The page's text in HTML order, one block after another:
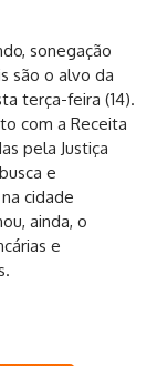
sonegação
são o alvo da
terça-feira (14).
com a Receita
pela Justiça
e
cidade
ainda, o
e